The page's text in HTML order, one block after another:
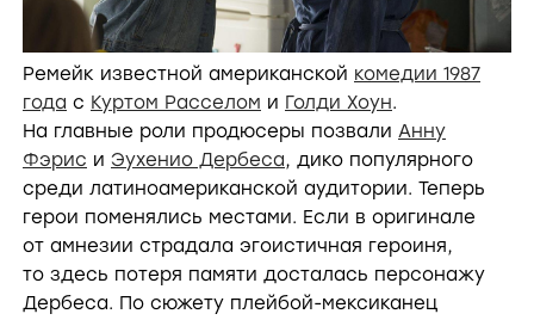
Ремейк известной американской комедии 1987
года с Куртом Расселом и Голди Хоун.
На главные роли продюсеры позвали Анну
Фэрис и Эухенио Дербеса, дико популярного
среди латиноамериканской аудитории. Теперь
герои поменялись местами. Если в оригинале
от амнезии страдала эгоистичная героиня,
то здесь потеря памяти досталась персонажу
Дербеса. По сюжету плейбой-мексиканец